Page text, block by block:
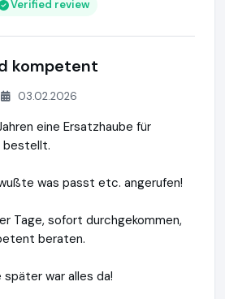
Verified review
kompetent
03.02.2026
eine Ersatzhaube für
bestellt.
was passt etc. angerufen!
Tage, sofort durchgekommen,
beraten.
war alles da!